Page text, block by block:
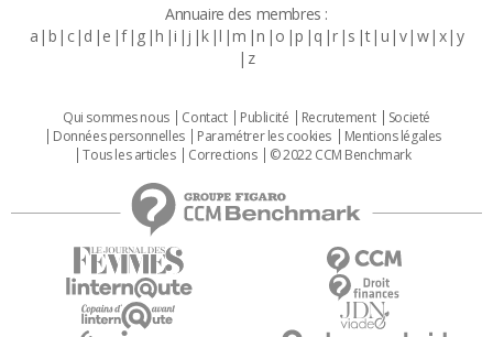
Annuaire des membres :
a b c d e f g h i j k l m n o p q r s t u v w x y
z
Qui sommes nous Contact Publicité Recrutement
Societé
Données personnelles
Paramétrer les cookies
Mentions légales
Tous les articles
Corrections © 2022 CCM Benchmark